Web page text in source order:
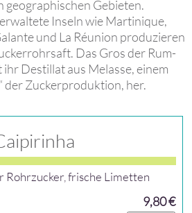
geographischen Gebieten.
Inseln wie Martinique,
und La Réunion produzieren
Das Gros der Rum-
Destillat aus Melasse, einem
der Zuckerproduktion, her.
Rohrzucker, frische Limetten
9,80 €